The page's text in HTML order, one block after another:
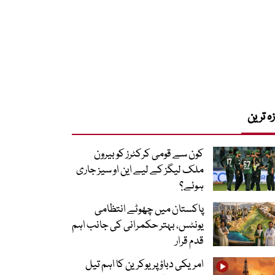
ترین
کون سے قومی کرکٹرز کو بیرون
ملک لیگز کے لیے این او سیز جاری
ہوئے؟
پاکستان میں چھوٹے انتظامی
یونٹس، بہتر حکمرانی کی جانب اہم
قدم قرار
امریکی دباؤ پر یوکرین کا اہم تیل